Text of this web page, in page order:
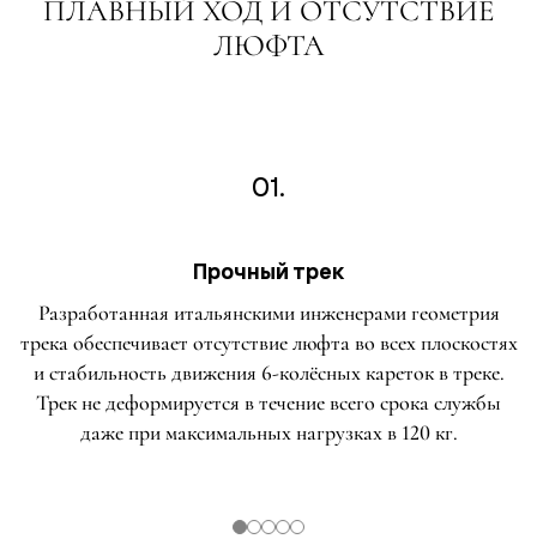
ПЛАВНЫЙ ХОД И ОТСУТСТВИЕ
ЛЮФТА
01.
Прочный трек
Разработанная итальянскими инженерами геометрия
трека обеспечивает отсутствие люфта во всех плоскостях
и стабильность движения 6-колёсных кареток в треке.
Трек не деформируется в течение всего срока службы
даже при максимальных нагрузках в 120 кг.